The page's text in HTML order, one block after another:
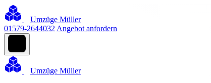
Umzüge Müller
01579-2644032 Angebot anfordern
Umzüge Müller